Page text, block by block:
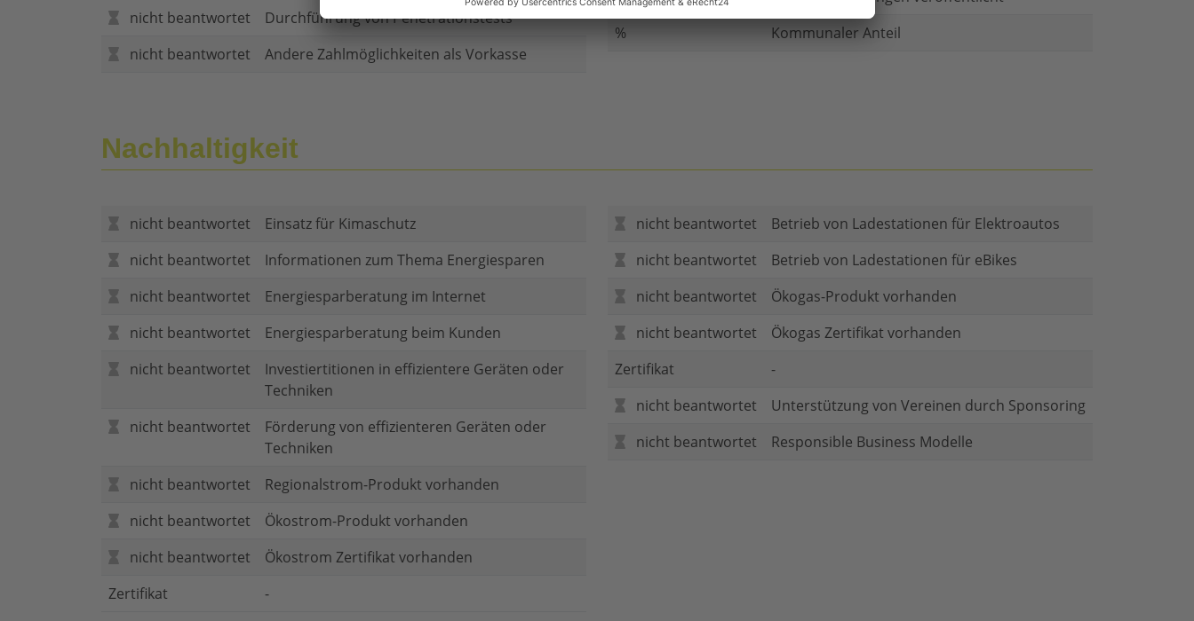
nicht beantwortet
Durchführung von Penetrationstests
nicht beantwortet
Andere Zahlmöglichkeiten als Vorkasse
%
Kommunaler Anteil
Nachhaltigkeit
nicht beantwortet
Einsatz für Kimaschutz
nicht beantwortet
Informationen zum Thema Energiesparen
nicht beantwortet
Energiesparberatung im Internet
nicht beantwortet
Energiesparberatung beim Kunden
nicht beantwortet
Investiertitionen in effizientere Geräten oder
Techniken
nicht beantwortet
Förderung von effizienteren Geräten oder
Techniken
nicht beantwortet
Regionalstrom-Produkt vorhanden
nicht beantwortet
Ökostrom-Produkt vorhanden
nicht beantwortet
Ökostrom Zertifikat vorhanden
Zertifikat
-
nicht beantwortet
Betrieb von Ladestationen für Elektroautos
nicht beantwortet
Betrieb von Ladestationen für eBikes
nicht beantwortet
Ökogas-Produkt vorhanden
nicht beantwortet
Ökogas Zertifikat vorhanden
Zertifikat
-
nicht beantwortet
Unterstützung von Vereinen durch Sponsoring
nicht beantwortet
Responsible Business Modelle